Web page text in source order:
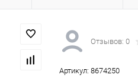
Отзывов: 0
Артикул: 8674250